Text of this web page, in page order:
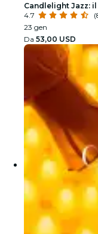
Candlelight Jazz:
4.7
23 gen
Da 53,00 USD